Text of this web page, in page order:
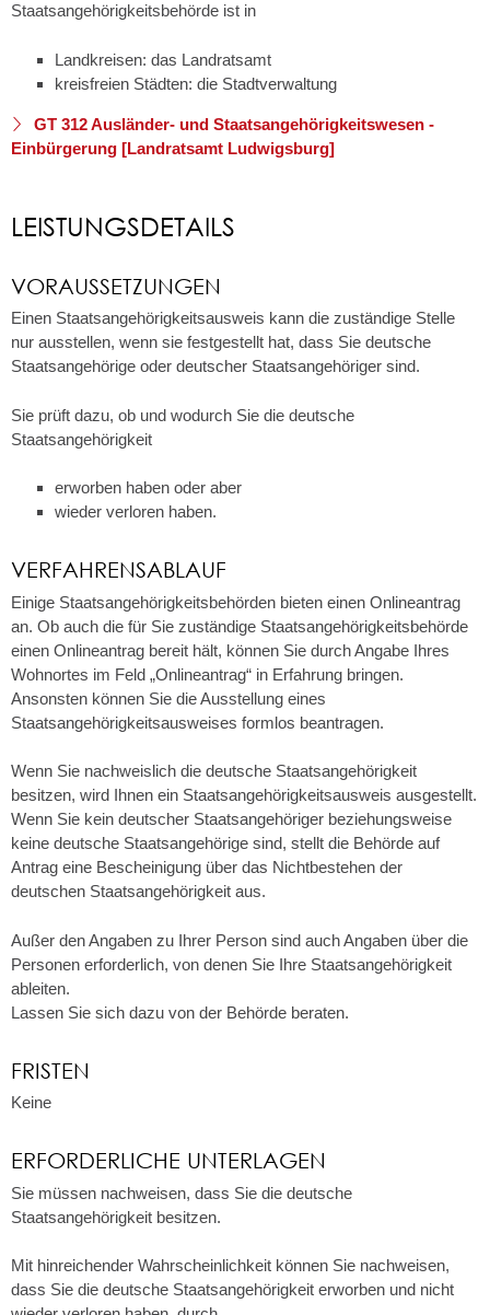
Staatsangehörigkeitsbehörde ist in
Landkreisen: das Landratsamt
kreisfreien Städten: die Stadtverwaltung
GT 312 Ausländer- und Staatsangehörigkeitswesen -
Einbürgerung [Landratsamt Ludwigsburg]
LEISTUNGSDETAILS
VORAUSSETZUNGEN
Einen Staatsangehörigkeitsausweis kann die zuständige Stelle
nur ausstellen, wenn sie festgestellt hat, dass Sie deutsche
Staatsangehörige oder deutscher Staatsangehöriger sind.
Sie prüft dazu, ob und wodurch Sie die deutsche
Staatsangehörigkeit
erworben haben oder aber
wieder verloren haben.
VERFAHRENSABLAUF
Einige Staatsangehörigkeitsbehörden bieten einen Onlineantrag
an. Ob auch die für Sie zuständige Staatsangehörigkeitsbehörde
einen Onlineantrag bereit hält, können Sie durch Angabe Ihres
Wohnortes im Feld „Onlineantrag“ in Erfahrung bringen.
Ansonsten können Sie die Ausstellung eines
Staatsangehörigkeitsausweises formlos beantragen.
Wenn Sie nachweislich die deutsche Staatsangehörigkeit
besitzen, wird Ihnen ein Staatsangehörigkeitsausweis ausgestellt.
Wenn Sie kein deutscher Staatsangehöriger beziehungsweise
keine deutsche Staatsangehörige sind, stellt die Behörde auf
Antrag eine Bescheinigung über das Nichtbestehen der
deutschen Staatsangehörigkeit aus.
Außer den Angaben zu Ihrer Person sind auch Angaben über die
Personen erforderlich, von denen Sie Ihre Staatsangehörigkeit
ableiten.
Lassen Sie sich dazu von der Behörde beraten.
FRISTEN
Keine
ERFORDERLICHE UNTERLAGEN
Sie müssen nachweisen, dass Sie die deutsche
Staatsangehörigkeit besitzen.
Mit hinreichender Wahrscheinlichkeit können Sie nachweisen,
dass Sie die deutsche Staatsangehörigkeit erworben und nicht